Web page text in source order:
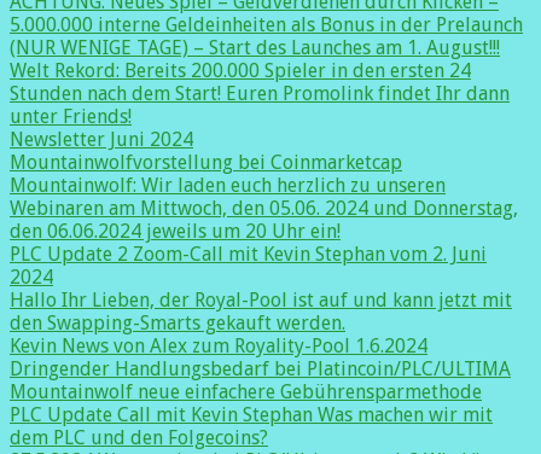
5.000.000 interne Geldeinheiten als Bonus in der Prelaunch
(NUR WENIGE TAGE) – Start des Launches am 1. August!!!
Welt Rekord: Bereits 200.000 Spieler in den ersten 24
Stunden nach dem Start! Euren Promolink findet Ihr dann
unter Friends!
Newsletter Juni 2024
Mountainwolfvorstellung bei Coinmarketcap
Mountainwolf: Wir laden euch herzlich zu unseren
Webinaren am Mittwoch, den 05.06. 2024 und Donnerstag,
den 06.06.2024 jeweils um 20 Uhr ein!
PLC Update 2 Zoom-Call mit Kevin Stephan vom 2. Juni
2024
Hallo Ihr Lieben, der Royal-Pool ist auf und kann jetzt mit
den Swapping-Smarts gekauft werden.
Kevin News von Alex zum Royality-Pool 1.6.2024
Dringender Handlungsbedarf bei Platincoin/PLC/ULTIMA
Mountainwolf neue einfachere Gebührensparmethode
PLC Update Call mit Kevin Stephan Was machen wir mit
dem PLC und den Folgecoins?